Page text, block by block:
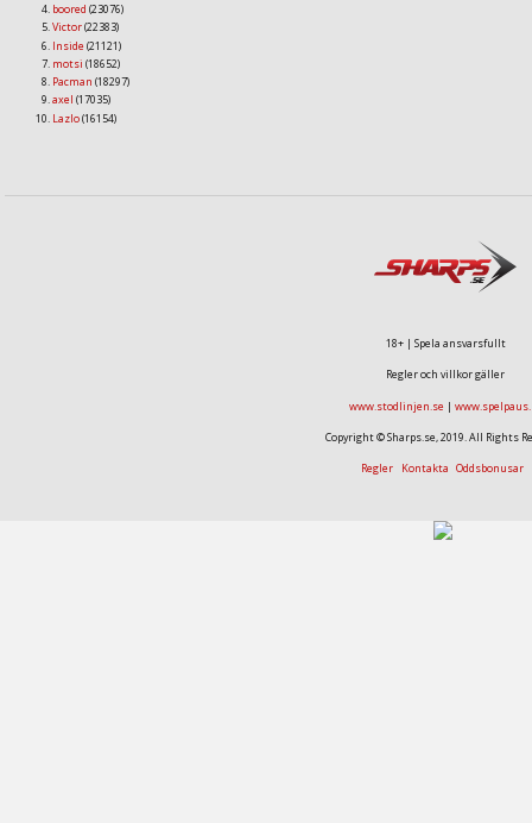
boored (23076)
Victor(22383)
Inside (21121)
motsi (18652)
Pacman (18297)
axel (17035)
Lazlo(16154)
18+ | Spela ansvarsfullt
Regler och villkor gäller
www.stodlinjen.se |
Copyright © Sharps.se, 2019. All Rights
Regler Kontakta Oddsbonusar